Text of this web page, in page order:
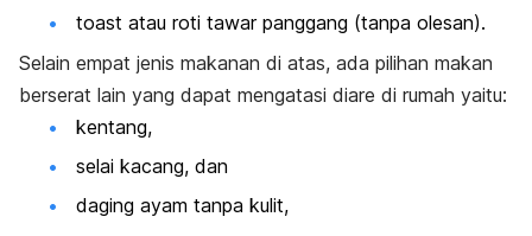
toast atau roti tawar panggang (tanpa olesan).
Selain empat jenis makanan di atas, ada pilihan makan
berserat lain yang dapat mengatasi diare di rumah yaitu:
kentang,
selai kacang, dan
daging ayam tanpa kulit,